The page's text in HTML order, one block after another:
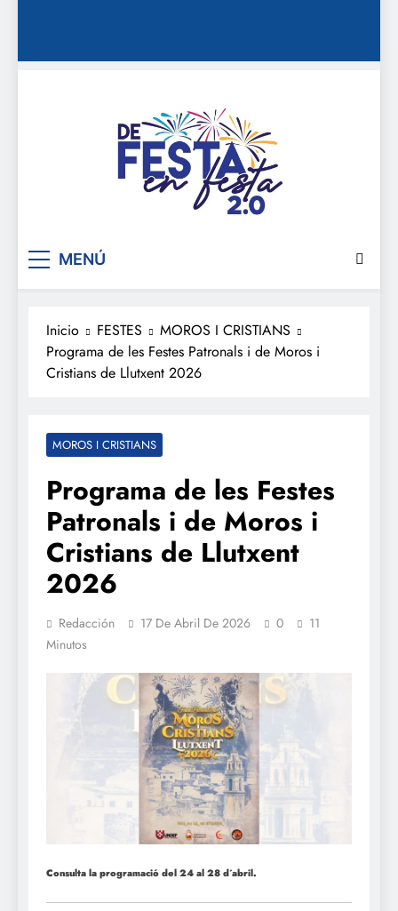
De festa en festa 2.0
MENÚ
Inicio FESTES
MOROS I CRISTIANS
Programa de les Festes Patronals i de Moros i
Cristians de Llutxent 2026
MOROS I CRISTIANS
Programa de les Festes
Patronals i de Moros i
Cristians de Llutxent
2026
Redacción 17 De Abril De 2026 0
11
Minutos
Consulta la programació del 24 al 28 d´abril.